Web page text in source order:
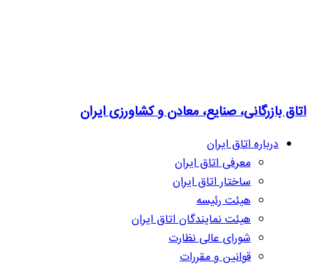
اتاق بازرگانی، صنایع، معادن و کشاورزی ایران
درباره اتاق ایران
معرفی اتاق ایران
ساختار اتاق ایران
هیئت رئیسه
هیئت نمایندگان اتاق ایران
شورای عالی نظارت
قوانین و مقررات